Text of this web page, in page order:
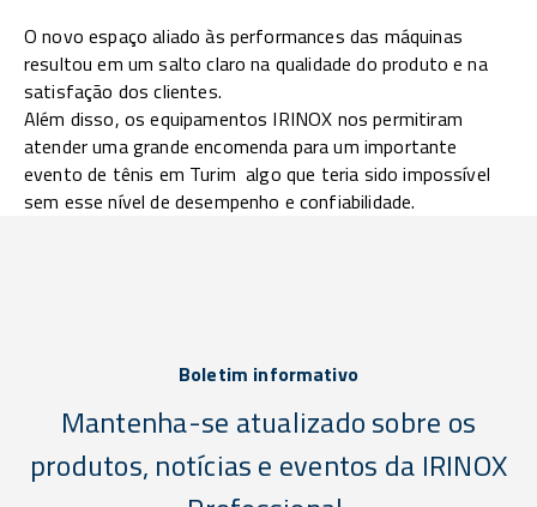
O novo espaço aliado às performances das máquinas
resultou em um salto claro na qualidade do produto e na
satisfação dos clientes.
Além disso, os equipamentos IRINOX nos permitiram
atender uma grande encomenda para um importante
evento de tênis em Turim algo que teria sido impossível
sem esse nível de desempenho e confiabilidade.
Boletim informativo
Mantenha-se atualizado sobre os
produtos, notícias e eventos da IRINOX